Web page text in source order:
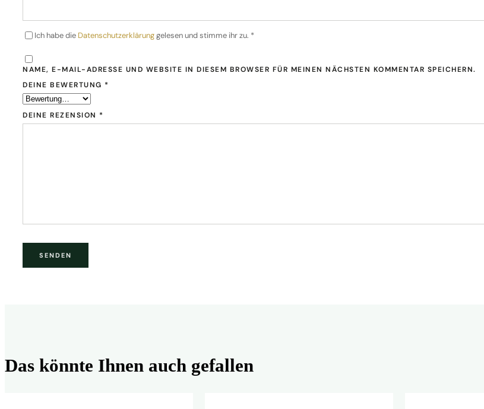
Ich habe die Datenschutzerklärunggelesen und stimme ihr zu. *
NAME, E-MAIL-ADRESSE UND WEBSITE IN DIESEM BROWSER FÜR MEINEN NÄCHSTEN KOMMENTAR SPEICHERN.
DEINE BEWERTUNG *
DEINE REZENSION *
Das könnte Ihnen auch gefallen